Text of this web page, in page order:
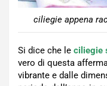
ciliegie appena
Si dice che le ciliegie
vero di questa
vibrante e dalle